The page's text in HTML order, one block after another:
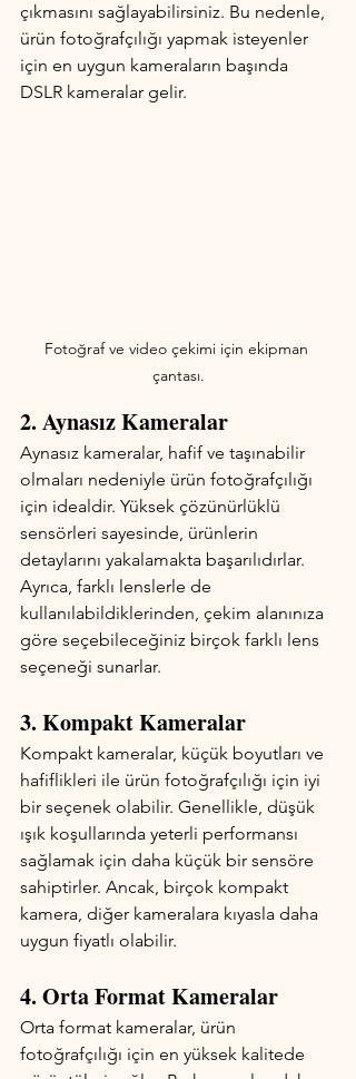
çıkmasını sağlayabilirsiniz. Bu nedenle,
ürün fotoğrafçılığı yapmak isteyenler
için en uygun kameraların başında
DSLR kameralar gelir.
Fotoğraf ve video çekimi için ekipman
çantası.
2. Aynasız Kameralar
Aynasız kameralar, hafif ve taşınabilir
olmaları nedeniyle ürün fotoğrafçılığı
için idealdir. Yüksek çözünürlüklü
sensörleri sayesinde, ürünlerin
detaylarını yakalamakta başarılıdırlar.
Ayrıca, farklı lenslerle de
kullanılabildiklerinden, çekim alanınıza
göre seçebileceğiniz birçok farklı lens
seçeneği sunarlar.
3. Kompakt Kameralar
Kompakt kameralar, küçük boyutları ve
hafiflikleri ile ürün fotoğrafçılığı için iyi
bir seçenek olabilir. Genellikle, düşük
ışık koşullarında yeterli performansı
sağlamak için daha küçük bir sensöre
sahiptirler. Ancak, birçok kompakt
kamera, diğer kameralara kıyasla daha
uygun fiyatlı olabilir.
4. Orta Format Kameralar
Orta format kameralar, ürün
fotoğrafçılığı için en yüksek kalitede